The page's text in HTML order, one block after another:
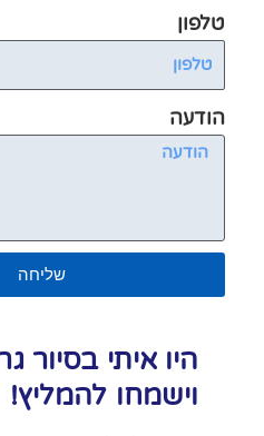
בתל אביב